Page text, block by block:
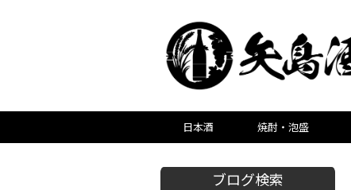
日本酒 焼酎・泡盛
ブログ検索